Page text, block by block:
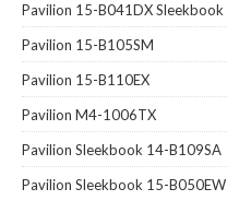
Pavilion 15-B041DX Sleekbook
Pavilion 15-B105SM
Pavilion 15-B110EX
Pavilion M4-1006TX
Pavilion Sleekbook 14-B109SA
Pavilion Sleekbook 15-B050EW